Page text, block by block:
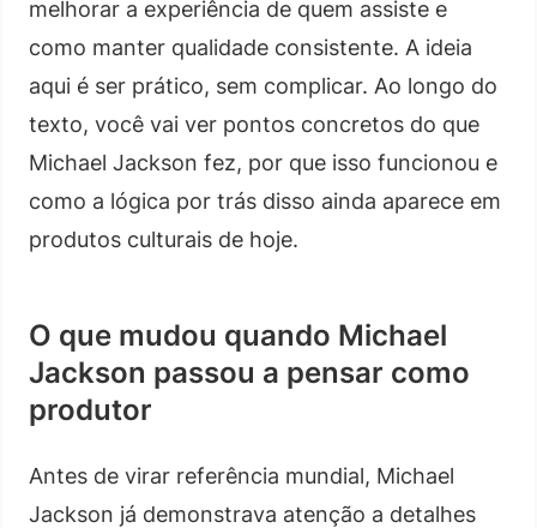
melhorar a experiência de quem assiste e
como manter qualidade consistente. A ideia
aqui é ser prático, sem complicar. Ao longo do
texto, você vai ver pontos concretos do que
Michael Jackson fez, por que isso funcionou e
como a lógica por trás disso ainda aparece em
produtos culturais de hoje.
O que mudou quando Michael
Jackson passou a pensar como
produtor
Antes de virar referência mundial, Michael
Jackson já demonstrava atenção a detalhes